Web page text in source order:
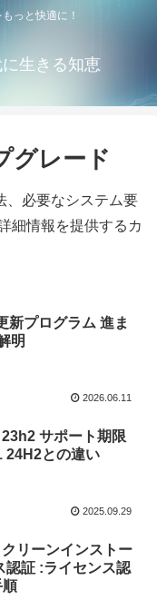
っと快適に！
生きる知恵
グレード
、必要なシステム要
細情報を提供するカ
新プログラム 進ま
明
2026.06.11
サポート期限
24H2との違い
2025.09.29
リーンインストー
認証 :ライセンス認
順